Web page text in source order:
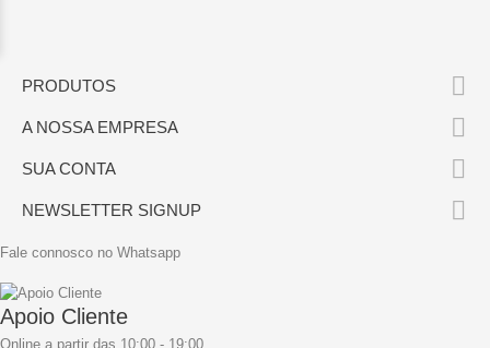
PRODUTOS 
A NOSSA EMPRESA 
SUA CONTA 
NEWSLETTER SIGNUP 
Fale connosco no Whatsapp
Apoio Cliente
Online a partir das 10:00 - 19:00